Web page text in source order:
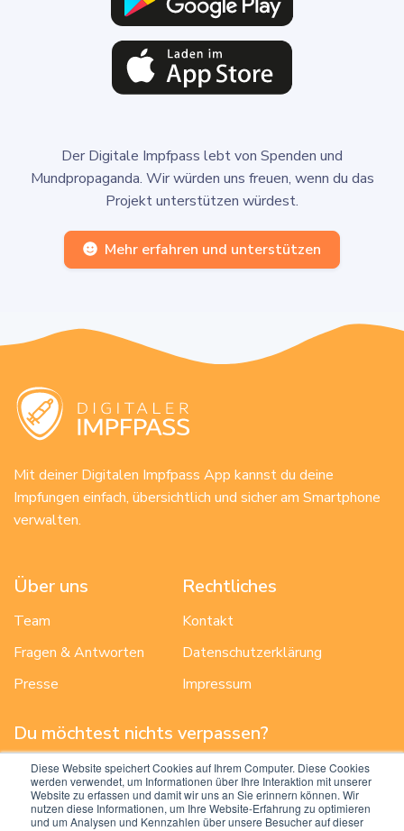
Diese Website speichert Cookies auf Ihrem Computer. Diese Cookies
werden verwendet, um Informationen über Ihre Interaktion mit unserer
Website zu erfassen und damit wir uns an Sie erinnern können. Wir
nutzen diese Informationen, um Ihre Website-Erfahrung zu optimieren
und um Analysen und Kennzahlen über unsere Besucher auf dieser
Der Digitale Impfpass lebt von Spenden und
Mundpropaganda. Wir würden uns freuen, wenn du das
Projekt unterstützen würdest.
Mehr erfahren und unterstützen
Mit deiner Digitalen Impfpass App kannst du deine
Impfungen einfach, übersichtlich und sicher am Smartphone
verwalten.
Über uns
Team
Fragen & Antworten
Presse
Rechtliches
Kontakt
Datenschutzerklärung
Impressum
Du möchtest nichts verpassen?
Dann trag deine E-Mail ein und wir benachrichtigen dich, wenn es
Neuigkeiten gibt.
Senden